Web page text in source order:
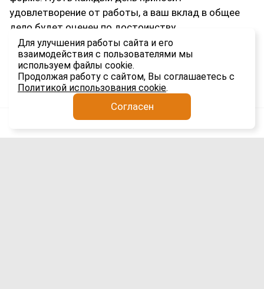
удовлетворение от работы, а ваш вклад в общее
дело будет оценен по достоинству.
С праздником, уважаемые профи!
Анатолий Якимов
31 июля
Для улучшения работы сайта и его
взаимодействия с пользователями мы
используем файлы cookie.
Продолжая работу с сайтом, Вы соглашаетесь с
Политикой использования cookie.
Согласен